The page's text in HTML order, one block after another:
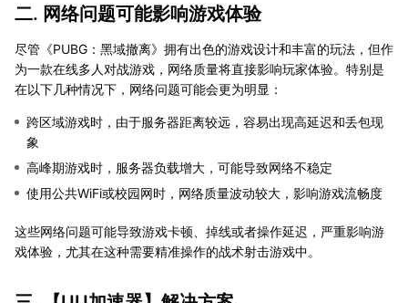
二. 网络问题可能影响游戏体验
尽管《PUBG：黑域撤离》拥有出色的游戏设计和丰富的玩法，但作
为一款在线多人对战游戏，网络质量将直接影响玩家体验。特别是
在以下几种情况下，网络问题可能会更为明显：
跨区域游戏时，由于服务器距离较远，容易出现高延迟和丢包现
象
高峰期游戏时，服务器负载增大，可能导致网络不稳定
使用公共WiFi或校园网时，网络质量波动较大，影响游戏流畅度
这些网络问题可能导致游戏卡顿、掉线或者操作延迟，严重影响游
戏体验，尤其在这种需要精准操作的战术射击游戏中。